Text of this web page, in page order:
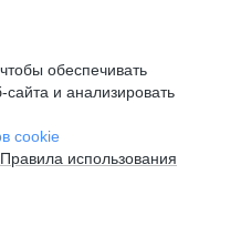
обеспечивать
и анализировать
cookie
Правила использования